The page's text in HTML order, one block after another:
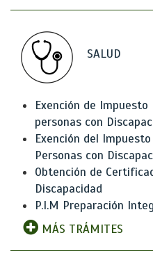
SALUD
Exención de
personas con
Exención del
Personas con
Obtención de
Discapacidad
P.I.M Preparación
MÁS TRÁMITES